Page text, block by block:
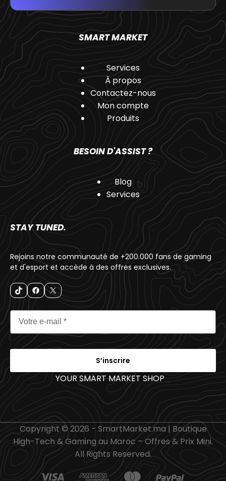
SMART MARKET
Services
À propos
Contactez-nous
Mon compte
Produits
BESOIN D'ASSIST ?
Blog
Services
STAY TUNED.
Rejoins notre communauté de +200.000 fans de gaming
et d'esport et accède à des offres exclusives.
S’inscrire
YOUR SMART MARKET SHOP _
Copyright © 2026 - SmartMarket.ma | Boutique
High-Tech & Gaming au Maroc – Offres & Prix Mini.
All Rights Reserved.